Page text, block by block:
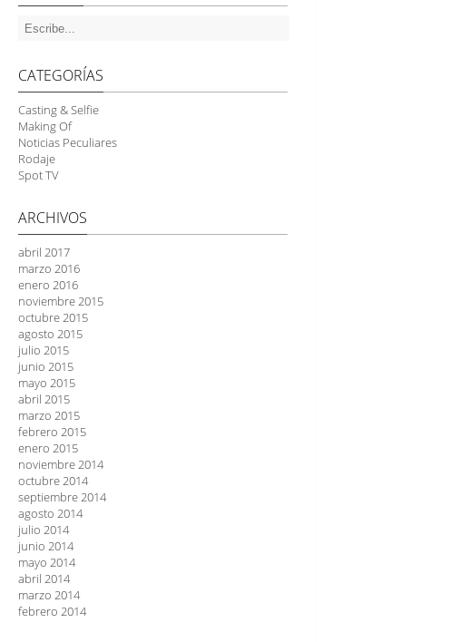
CATEGORÍAS
Casting & Selfie
Making Of
Noticias Peculiares
Rodaje
Spot TV
ARCHIVOS
abril 2017
marzo 2016
enero 2016
noviembre 2015
octubre 2015
agosto 2015
julio 2015
junio 2015
mayo 2015
abril 2015
marzo 2015
febrero 2015
enero 2015
noviembre 2014
octubre 2014
septiembre 2014
agosto 2014
julio 2014
junio 2014
mayo 2014
abril 2014
marzo 2014
febrero 2014